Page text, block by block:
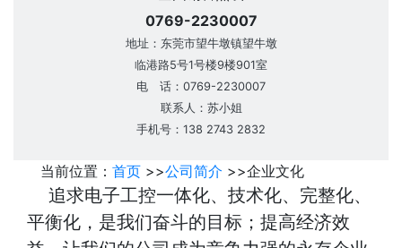
0769-2230007
地址：东莞市望牛墩镇望牛墩
临港路5号1号楼9楼901室
电 话：0769-2230007
联系人：苏小姐
手机号：138 2743 2832
当前位置： 首页 >>公司简介 >>企业文化
追求电子工控一体化、技术化、完整化、
平衡化，是我们奋斗的目标；提高经济效